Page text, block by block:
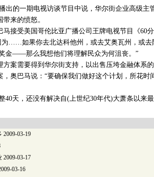
的一期电视访谈节目中说，华尔街企业高级主
来的愤怒。
受美国哥伦比亚广播公司王牌电视节目《60
……如果你去北达科他州，或去艾奥瓦州，或去
金——那么我想他们将理解民众为何沮丧。”
需要得到华尔街支持，以出售压垮金融体系的“
巴马说：“要确保我们做好这个计划，所花时
天，还没有解决自(上世纪30年代)大萧条以来
2009-03-19
2009-03-17
03-16